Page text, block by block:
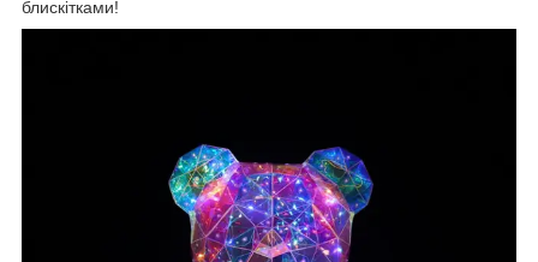
блискітками!